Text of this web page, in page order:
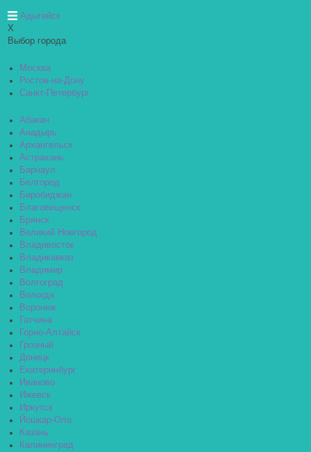
Адыгейск
X
Выбор города
Москва
Ростов-на-Дону
Санкт-Петербург
Абакан
Анадырь
Архангельск
Астрахань
Барнаул
Белгород
Биробиджан
Благовещенск
Брянск
Великий Новгород
Владивосток
Владикавказ
Владимир
Волгоград
Вологда
Воронеж
Гатчина
Горно-Алтайск
Грозный
Донецк
Екатеринбург
Иваново
Ижевск
Иркутск
Йошкар-Ола
Казань
Калининград